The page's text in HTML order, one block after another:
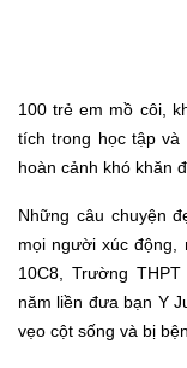
100 trẻ em mồ côi,
tích trong học tập
hoàn cảnh khó khăn
Những câu chuyện
mọi người xúc động,
10C8, Trường
năm liền đưa bạn Y
vẹo cột sống và bị